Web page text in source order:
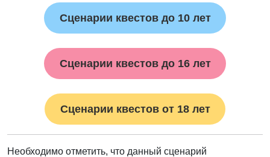
Сценарии квестов до 10 лет
Сценарии квестов до 16 лет
Сценарии квестов от 18 лет
Необходимо отметить, что данный сценарий